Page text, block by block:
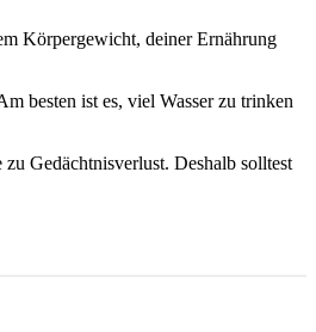
Körpergewicht, deiner Ernährung
besten ist es, viel Wasser zu trinken
Gedächtnisverlust. Deshalb solltest